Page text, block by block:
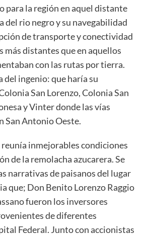
para la región en aquel distante
del rio negro y su navegabilidad
de transporte y conectividad
más distantes que en aquellos
con las rutas por tierra.
ingenio: que haría su
San Lorenzo, Colonia San
y Vinter donde las vías
San Antonio Oeste.
reunía inmejorables condiciones
de la remolacha azucarera. Se
narrativas de paisanos del lugar
que; Don Benito Lorenzo Raggio
fueron los inversores
de diferentes
Federal. Junto con accionistas